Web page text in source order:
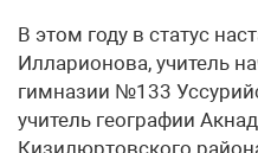
В этом году в статус
Илларионова, учитель
гимназии №133
учитель географии
Кизил­юртовского